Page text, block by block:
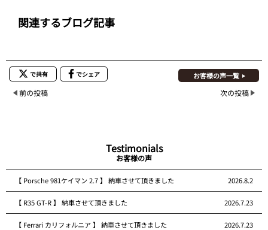
関連するブログ記事
で共有 でシェア お客様の声一覧
前の投稿 次の投稿
Testimonials
お客様の声
【 Porsche 981ケイマン 2.7 】 納車させて頂きました 2026.8.2
【 R35 GT-R 】 納車させて頂きました 2026.7.23
【 Ferrari カリフォルニア 】 納車させて頂きました 2026.7.23